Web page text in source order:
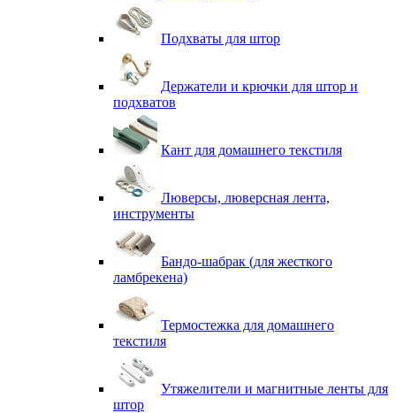
Подхваты для штор
Держатели и крючки для штор и
подхватов
Кант для домашнего текстиля
Люверсы, люверсная лента,
инструменты
Бандо-шабрак (для жесткого
ламбрекена)
Термостежка для домашнего
текстиля
Утяжелители и магнитные ленты для
штор